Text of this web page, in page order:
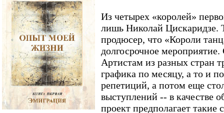
Из четырех «королей»
лишь Николай Цискаридзе.
продюсер, что «Короли
долгосрочное мероприятие.
Артистам из разных стран
графика по месяцу, а то и
репетиций, а потом еще
выступлений -- в качестве
проект предполагает такие